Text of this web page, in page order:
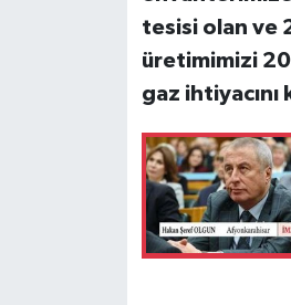
tesisi olan ve
üretimimizi 20
gaz ihtiyacını